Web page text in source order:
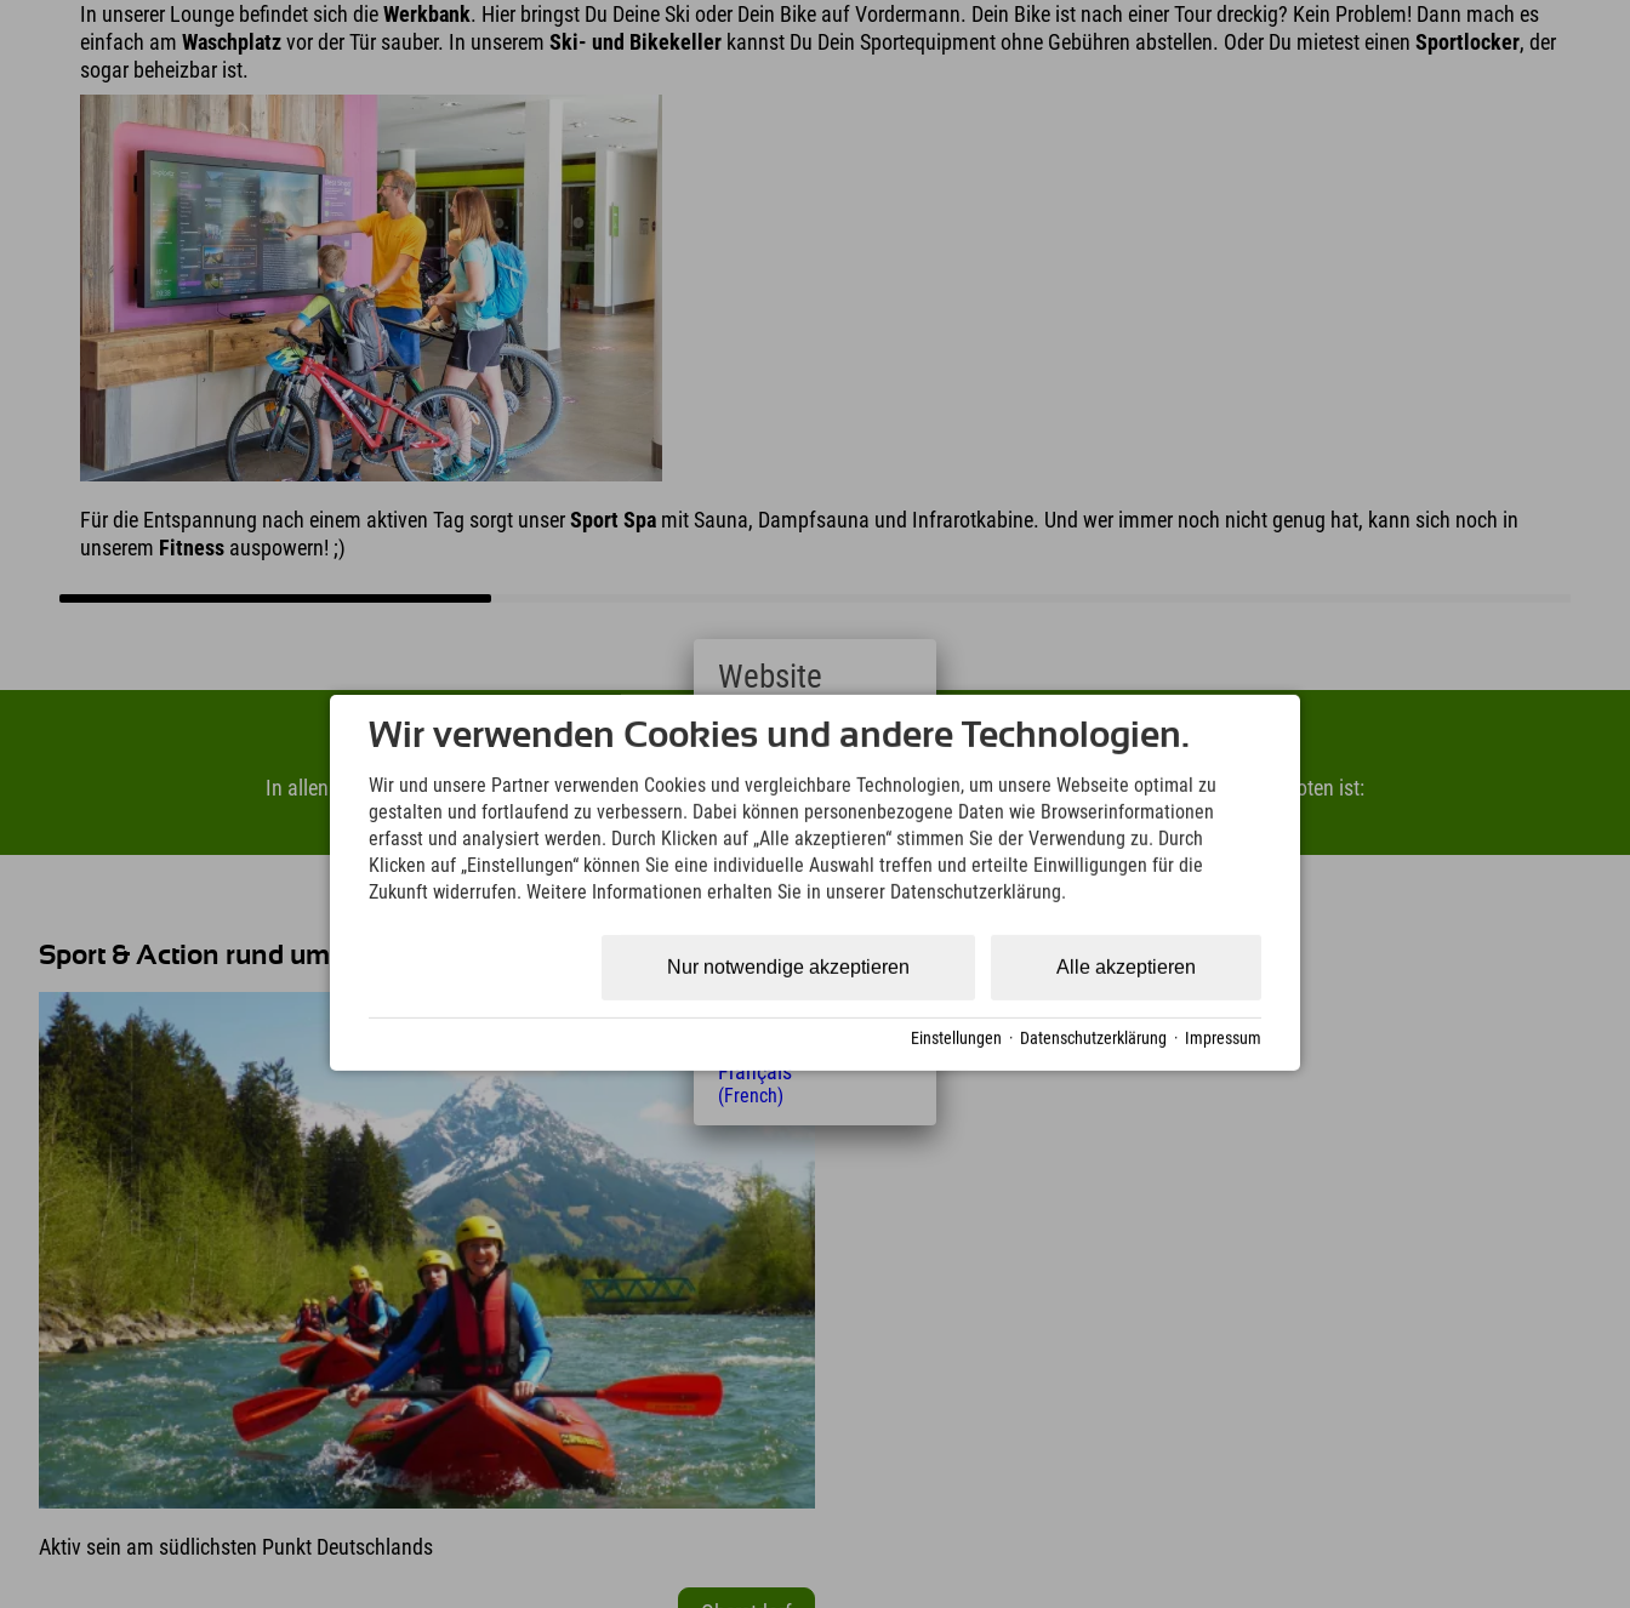
In unserer Lounge befindet sich dieWerkbank. Hier bringst Du Deine Ski oder Dein Bike auf Vordermann. Dein Bike ist nach einer Tour dreckig? Kein Problem! Dann mach es
einfach amWaschplatzvor der Tür sauber. In unseremSki- und Bikekeller kannst Du Dein Sportequipment ohne Gebühren abstellen. Oder Du mietest einenSportlocker, der
sogar beheizbar ist.
Für die Entspannung nach einem aktiven Tag sorgt unserSport Spa mit Sauna, Dampfsauna und Infrarotkabine. Und wer immer noch nicht genug hat, kann sich noch in
unserem Fitness auspowern! ;)
Sportaktivitäten in den Explorer Regionen
In allen 11 Alpenregionen der Explorer Hotels wird SPORT großgeschrieben. Erfahre, was in der jeweiligen Destination geboten ist:
Sport & Action rund um die Explorer Regionen in Bayern
Aktiv sein am südlichsten Punkt Deutschlands
Wir verwenden Cookies und andere Technologien.
Wir und unsere Partner verwenden Cookies und vergleichbare Technologien, um unsere Webseite optimal zu
gestalten und fortlaufend zu verbessern. Dabei können personenbezogene Daten wie Browserinformationen
erfasst und analysiert werden. Durch Klicken auf „Alle akzeptieren“ stimmen Sie der Verwendung zu. Durch
Klicken auf „Einstellungen“ können Sie eine individuelle Auswahl treffen und erteilte Einwilligungen für die
Zukunft widerrufen. Weitere Informationen erhalten Sie in unserer Datenschutzerklärung.
Alle akzeptieren
Nur notwendige akzeptieren
Einstellungen · Datenschutzerklärung · Impressum
Website
Deutsch
(German)
English
(English)
Italiano
(Italian)
Čeština
(Czech)
Magyar
Nederlands
Français
(French)